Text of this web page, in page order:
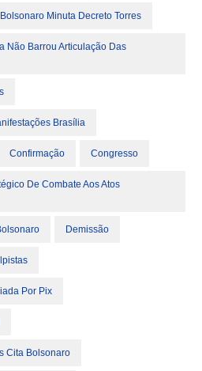
Minuta Decreto Torres
Não Barrou Articulação Das
Brasília
Confirmação Congresso
De Combate Aos Atos
Demissão
Por Pix
Cita Bolsonaro